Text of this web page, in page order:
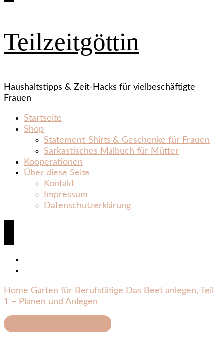
Teilzeitgöttin
Haushaltstipps & Zeit‑Hacks für vielbeschäftigte
Frauen
Startseite
Shop
Statement‑Shirts & Geschenke für Frauen
Sarkastisches Malbuch für Mütter
Kooperationen
Über diese Seite
Kontakt
Impressum
Datenschutzerklärung
Home Garten für Berufstätige Das Beet anlegen, Teil
1 – Planen und Anlegen